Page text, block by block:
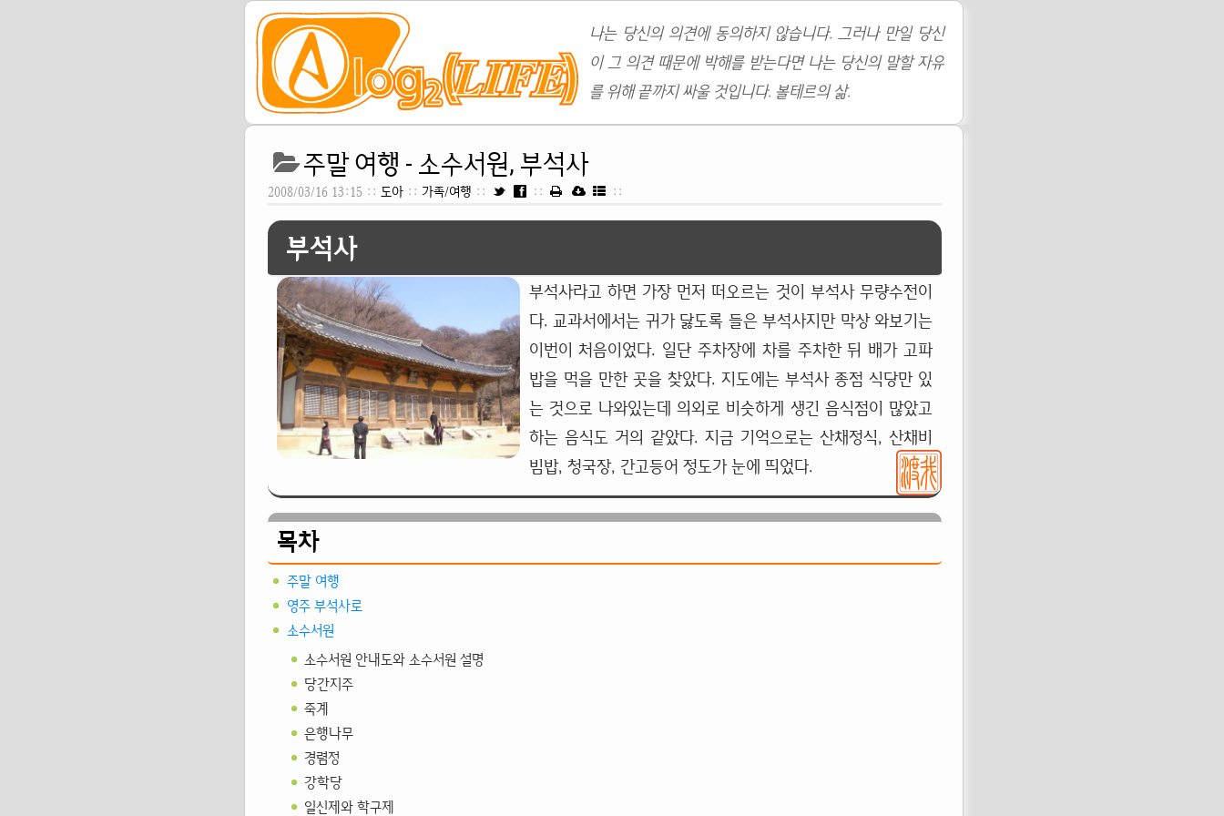
나는 당신의 의견에 동의하지 않습니다. 그러나 만일 당신
이 그 의견 때문에 박해를 받는다면 나는 당신의 말할 자유
를 위해 끝까지 싸울 것입니다. 볼테르의 삶.
주말 여행 - 소수서원, 부석사
2008/03/16 13:15 :: 도아 :: 가족/여행 :: :: ::
부석사
부석사라고 하면 가장 먼저 떠오르는 것이 부석사 무량수전이
다. 교과서에서는 귀가 닳도록 들은 부석사지만 막상 와보기는
이번이 처음이었다. 일단 주차장에 차를 주차한 뒤 배가 고파
밥을 먹을 만한 곳을 찾았다. 지도에는 부석사 종점 식당만 있
는 것으로 나와있는데 의외로 비슷하게 생긴 음식점이 많았고
하는 음식도 거의 같았다. 지금 기억으로는 산채정식, 산채비
빔밥, 청국장, 간고등어 정도가 눈에 띄었다.
목차
주말 여행
영주 부석사로
소수서원
소수서원 안내도와 소수서원 설명
당간지주
죽계
은행나무
경렴정
강학당
일신제와 학구제